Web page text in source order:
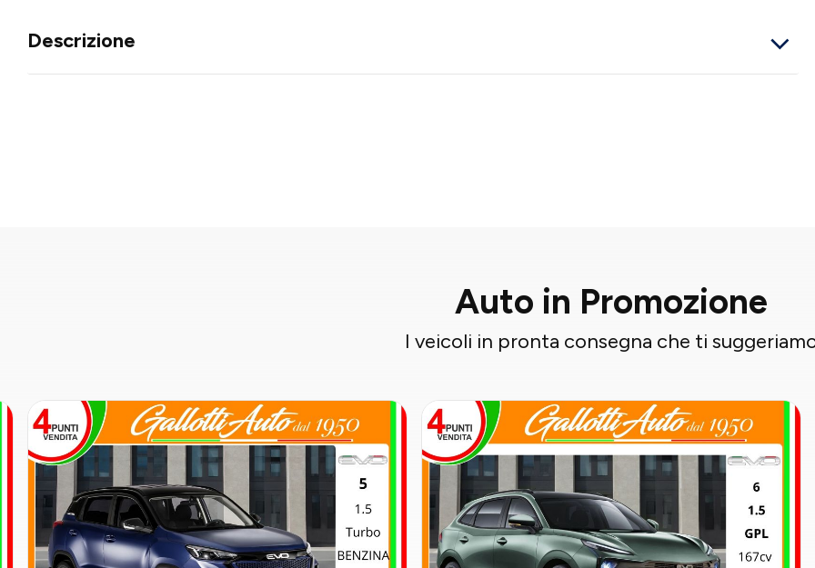
Descrizione
Auto in Promozione
I veicoli in pronta consegna che ti